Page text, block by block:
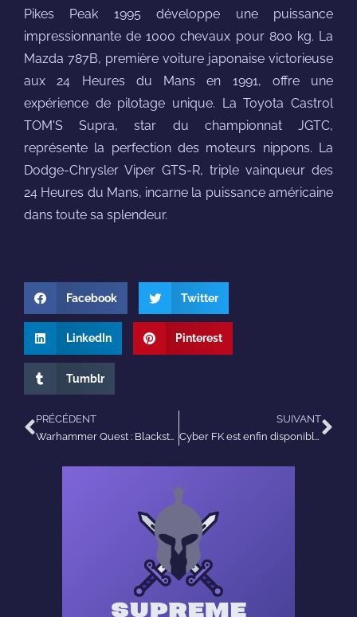
Pikes Peak 1995 développe une puissance
impressionnante de 1000 chevaux pour 800 kg. La
Mazda 787B, première voiture japonaise victorieuse
aux 24 Heures du Mans en 1991, offre une
expérience de pilotage unique. La Toyota Castrol
TOM'S Supra, star du championnat JGTC,
représente la perfection des moteurs nippons. La
Dodge-Chrysler Viper GTS-R, triple vainqueur des
24 Heures du Mans, incarne la puissance américaine
dans toute sa splendeur.
Facebook Twitter
LinkedIn Pinterest
Tumblr
PRÉCÉDENT
Warhammer Quest : Blackstone Fortress – Plongée dans les profondeurs du donjon spatial
SUIVANT
Cyber FK est enfin disponible sur Cyber-FK.fr !